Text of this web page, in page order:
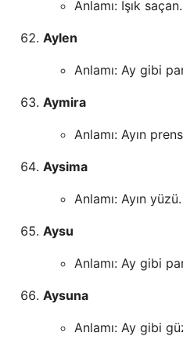
Anlamı: Işık saçan.
Aylen
Anlamı: Ay gibi
Aymira
Anlamı: Ayın
Aysima
Anlamı: Ayın yüzü.
Aysu
Anlamı: Ay gibi
Aysuna
Anlamı: Ay gibi